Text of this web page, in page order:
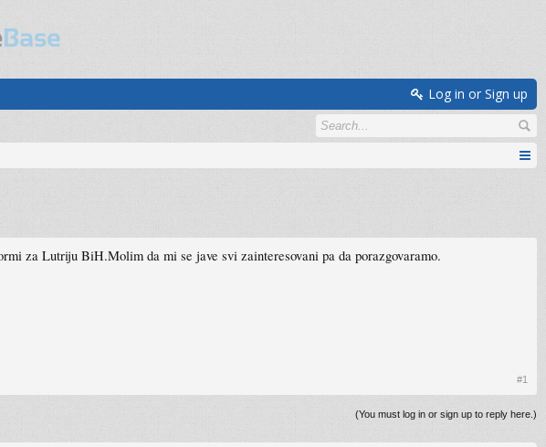
Log in or Sign up
za Lutriju BiH.Molim da mi se jave svi zainteresovani pa da porazgovaramo.
#1
(You must log in or sign up to reply here.)